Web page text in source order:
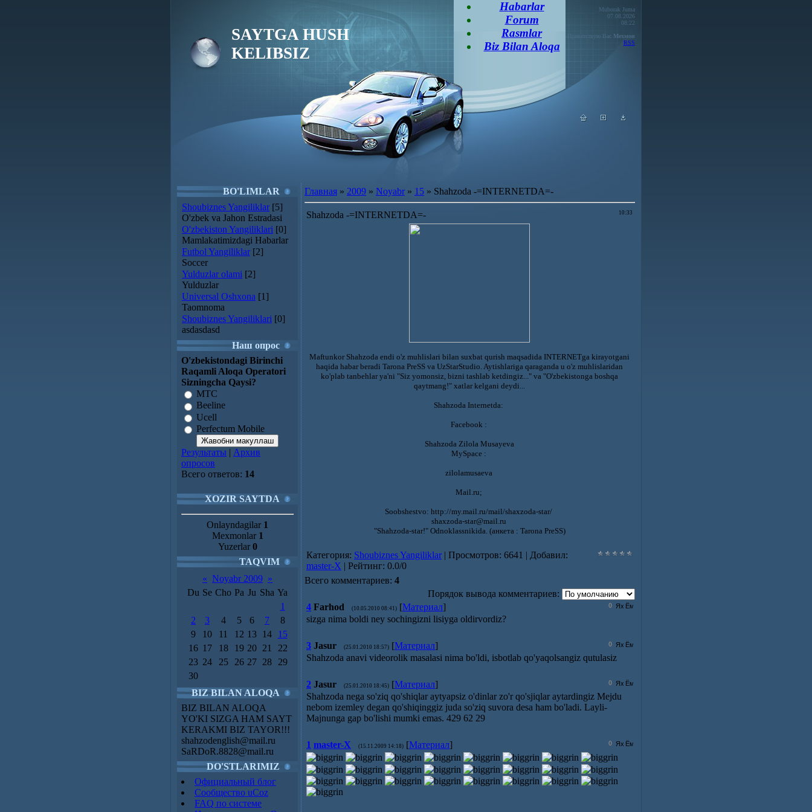
SAYTGA HUSH
KELIBSIZ
Habarlar
Forum
Rasmlar
Biz Bilan Aloqa
Muborak Juma
07.08.2026
08:22
Приветствую Вас
Мехмон
RSS
BO'LIMLAR
Shoubiznes Yangiliklar [5]
O'zbek va Jahon Estradasi
O'zbekiston Yangiliklari [0]
Mamlakatimizdagi Habarlar
Futbol Yangiliklar [2]
Soccer
Yulduzlar olami [2]
Yulduzlar
Universal Oshxona [1]
Taomnoma
Shoubiznes Yangiliklari [0]
asdasdasd
Наш опрос
O'zbekistondagi Birinchi
Raqamli Aloqa Operatori
Sizningcha Qaysi?
МТC
Beeline
Ucell
Perfectum Mobile
Результаты | Архив
опросов
Всего ответов: 14
XOZIR SAYTDA
Onlayndagilar 1
Mexmonlar 1
Yuzerlar 0
TAQVIM
« Noyabr 2009 »
Du Se Cho Pa Ju Sha Ya
1
2
3 4 5 6 7
8
9
10 11 12 13 14
15
16 17 18 19 20 21
22
23 24 25 26 27 28
29
30
BIZ BILAN ALOQA
BIZ BILAN ALOQA
YO'KI SIZGA HAM SAYT
KERAKMI BIZ TAYOR!!!
shahzodenglish@mail.ru
SaRDoR.8828@mail.ru
DO'STLARIMIZ
Официальный блог
Сообщество uCoz
FAQ по системе
Главная » 2009 » Noyabr » 15 » Shahzoda -=INTERNETDA=-
10:33
Shahzoda -=INTERNETDA=-
Maftunkor Shahzoda endi o'z muhlislari bilan suxbat qurish maqsadida INTERNETga kirayotgani
haqida habar beradi Tarona PreSS va UzStarStudio. Aytishlariga qaraganda u o'z muhlislaridan
ko'plab tanbehlar ya'ni "Siz yomonsiz, bizni tashlab ketdingiz..." va "O'zbekistonga boshqa
qaytmang!" xatlar kelgani deydi...
Shahzoda Internetda:
Facebook :
Shahzoda Zilola Musayeva
MySpace :
zilolamusaeva
Mail.ru;
Soobshestvo: http://my.mail.ru/mail/shaxzoda-star/
shaxzoda-star@mail.ru
"Shahzoda-star!" Odnoklassnikida. (анкета : Tarona PreSS)
Категория: Shoubiznes Yangiliklar | Просмотров: 6641 | Добавил:
master-X | Рейтинг: 0.0/0
Всего комментариев: 4
Порядок вывода комментариев:
0
4 Farhod (10.05.2010 08:41) [Материал]
sizga nima boldi ney sochingizni lisiyga oldirvordiz?
0
3 Jasur (25.01.2010 18:57) [Материал]
Shahzoda anavi videorolik masalasi nima bo'ldi, isbotlab qo'yaqolsangiz qutulasiz
0
2 Jasur (25.01.2010 18:45) [Материал]
Shahzoda nega so'ziq qo'shiqlar aytyapsiz o'dinlar zo'r qo'sjiqlar aytardingiz Mejdu
nebom izemley degan qo'shiqinggiz juda so'ziq suvora desa ham bo'ladi. Layli-
Majnunga gap bo'lishi mumki emas. 429 62 29
0
1 master-X (15.11.2009 14:18) [Материал]